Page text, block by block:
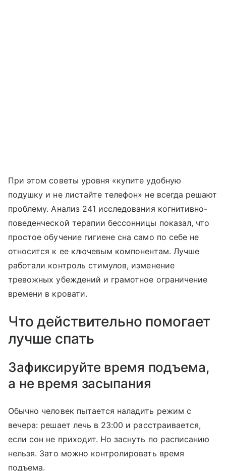
При этом советы уровня «купите удобную
подушку и не листайте телефон» не всегда решают
проблему. Анализ 241 исследования когнитивно-
поведенческой терапии бессонницы показал, что
простое обучение гигиене сна само по себе не
относится к ее ключевым компонентам. Лучше
работали контроль стимулов, изменение
тревожных убеждений и грамотное ограничение
времени в кровати.
Что действительно помогает
лучше спать
Зафиксируйте время подъема,
а не время засыпания
Обычно человек пытается наладить режим с
вечера: решает лечь в 23:00 и расстраивается,
если сон не приходит. Но заснуть по расписанию
нельзя. Зато можно контролировать время
подъема.